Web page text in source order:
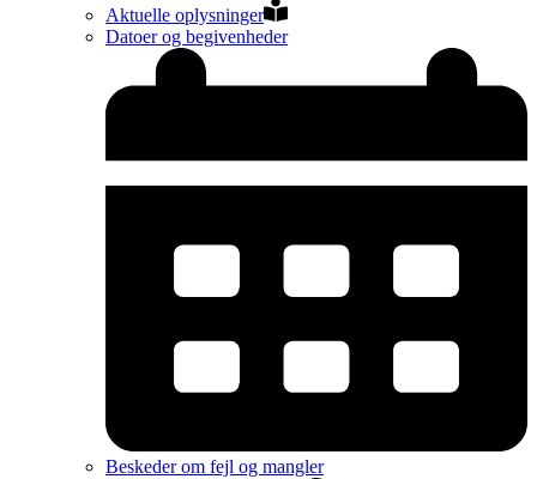
Aktuelle oplysninger
Datoer og begivenheder
Beskeder om fejl og mangler